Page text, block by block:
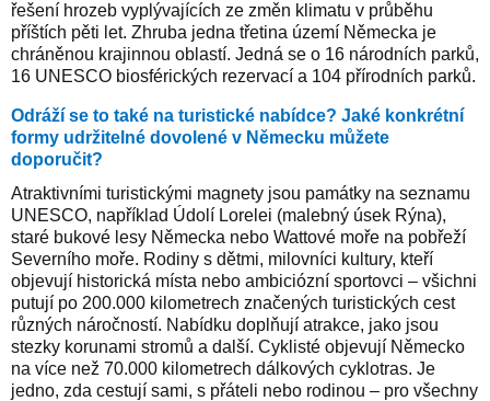
řešení hrozeb vyplývajících ze změn klimatu v průběhu
příštích pěti let. Zhruba jedna třetina území Německa je
chráněnou krajinnou oblastí. Jedná se o 16 národních parků,
16 UNESCO biosférických rezervací a 104 přírodních parků.
Odráží se to také na turistické nabídce? Jaké konkrétní
formy udržitelné dovolené v Německu můžete
doporučit?
Atraktivními turistickými magnety jsou památky na seznamu
UNESCO, například Údolí Lorelei (malebný úsek Rýna),
staré bukové lesy Německa nebo Wattové moře na pobřeží
Severního moře. Rodiny s dětmi, milovníci kultury, kteří
objevují historická místa nebo ambiciózní sportovci – všichni
putují po 200.000 kilometrech značených turistických cest
různých náročností. Nabídku doplňují atrakce, jako jsou
stezky korunami stromů a další. Cyklisté objevují Německo
na více než 70.000 kilometrech dálkových cyklotras. Je
jedno, zda cestují sami, s přáteli nebo rodinou – pro všechny